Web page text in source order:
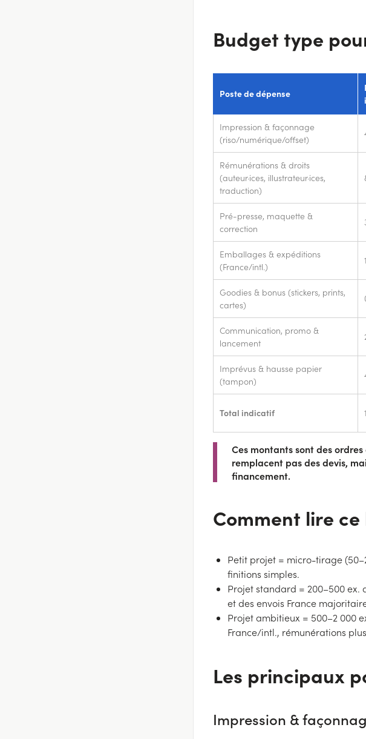
Budget type
Poste de dépense
Impression & façonnage
(riso/numérique/offset)
Rémunérations & droits
(auteur·ices, illustrateur·ices,
traduction)
Pré-presse, maquette &
correction
Emballages & expéditions
(France/intl.)
Goodies & bonus (stickers, prints,
cartes)
Communication, promo &
lancement
Imprévus & hausse papier
(tampon)
Total indicatif
Ces montants sont des
remplacent pas des devis,
financement.
Comment lire
Petit projet = micro-tirage
finitions simples.
Projet standard = 200–500
et des envois France
Projet ambitieux = 500–2 000
France/intl., rémunérations
Les principaux
Impression &